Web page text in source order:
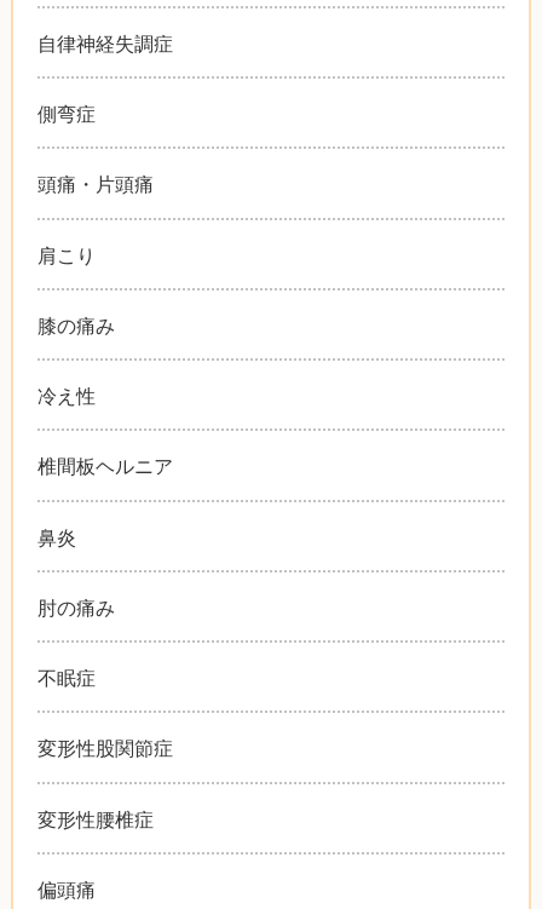
自律神経失調症
側弯症
頭痛・片頭痛
肩こり
膝の痛み
冷え性
椎間板ヘルニア
鼻炎
肘の痛み
不眠症
変形性股関節症
変形性腰椎症
偏頭痛